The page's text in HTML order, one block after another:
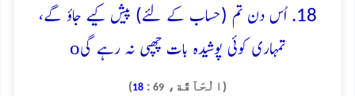
18. اُس دن تم (حساب کے لئے) پیش کیے جاؤ گے،
تمہاری کوئی پوشیدہ بات چھپی نہ رہے گیo
(الْحَآقَّة، 69
:
18
)